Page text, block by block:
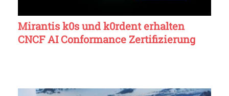
Mirantis k0s und k0rdent erhalten
CNCF AI Conformance Zertifizierung